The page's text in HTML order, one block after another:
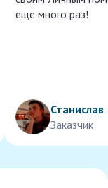
ещё много раз!
Станислав
Заказчик